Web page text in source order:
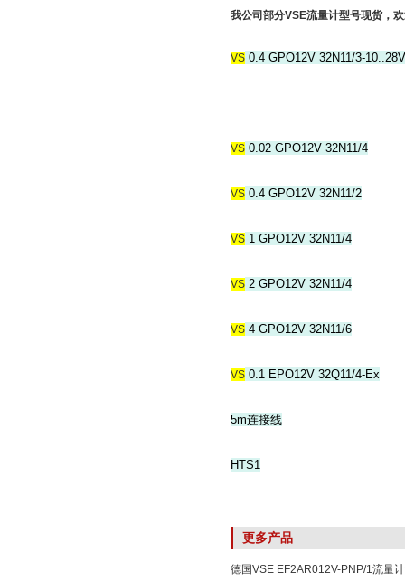
我公司部分VSE流量计型号现货，
VS 0.4 GPO12V 32N11/3-
VS 0.02 GPO12V 32N11/4
VS 0.4 GPO12V 32N11/2
VS 1 GPO12V 32N11/4
VS 2 GPO12V 32N11/4
VS 4 GPO12V 32N11/6
VS 0.1 EPO12V 32Q11/4-Ex
5m连接线
HTS1
更多产品
德国VSE EF2AR012V-PNP/1流量计